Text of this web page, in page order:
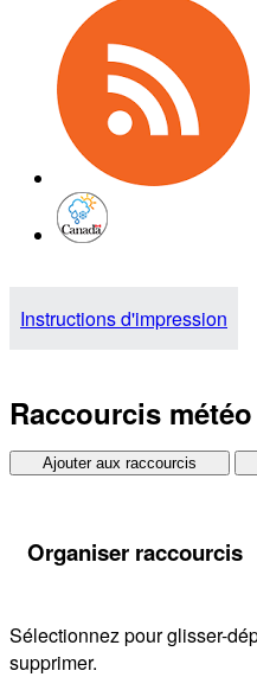
Instructions d'impression
Raccourcis météo
Ajouter aux raccourcis
Organiser raccourcis
Sélectionnez pour glisser-
supprimer.